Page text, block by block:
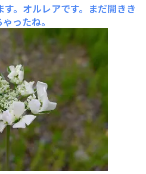
す。オルレアです。まだ開きき
ったね。